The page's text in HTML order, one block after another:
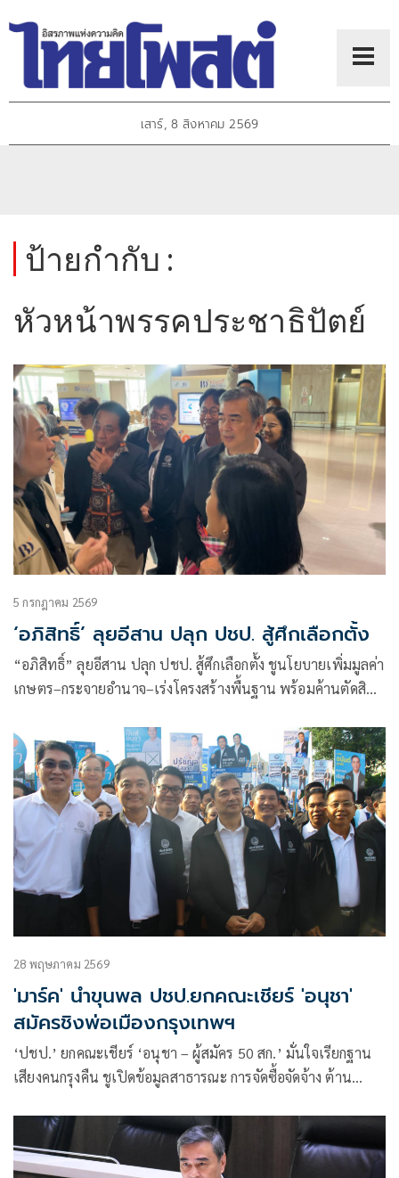
เสาร์, 8 สิงหาคม 2569
ป้ายกำกับ :
หัวหน้าพรรคประชาธิปัตย์
5 กรกฎาคม 2569
‘อภิสิทธิ์’ ลุยอีสาน ปลุก ปชป. สู้ศึกเลือกตั้ง
“อภิสิทธิ์” ลุยอีสาน ปลุก ปชป. สู้ศึกเลือกตั้ง ชูนโยบายเพิ่มมูลค่า
เกษตร–กระจายอำนาจ–เร่งโครงสร้างพื้นฐาน พร้อมค้านตัดสิทธิ์
28 พฤษภาคม 2569
'มาร์ค' นำขุนพล ปชป.ยกคณะเชียร์ 'อนุชา'
สมัครชิงพ่อเมืองกรุงเทพฯ
‘ปชป.’ ยกคณะเชียร์ ‘อนุชา – ผู้สมัคร 50 สก.’ มั่นใจเรียกฐาน
เสียงคนกรุงคืน ชูเปิดข้อมูลสาธารณะ การจัดซื้อจัดจ้าง ต้าน